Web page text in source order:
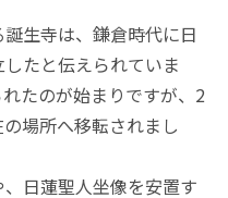
生寺は、鎌倉時代に日
たと伝えられていま
たのが始まりですが、2
場所へ移転されまし
日蓮聖人坐像を安置す